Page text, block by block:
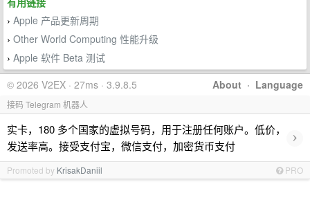
› Apple 产品更新周期
› Other World Computing 性能升级
› Apple 软件 Beta 测试
About · Language
© 2026 V2EX · 27ms · 3.9.8.5
接码 Telegram 机器人
实卡，180 多个国家的虚拟号码，用于注册任何账户。低价，
发送率高。接受支付宝，微信支付，加密货币支付
›
Promoted by KrisakDaniil PRO